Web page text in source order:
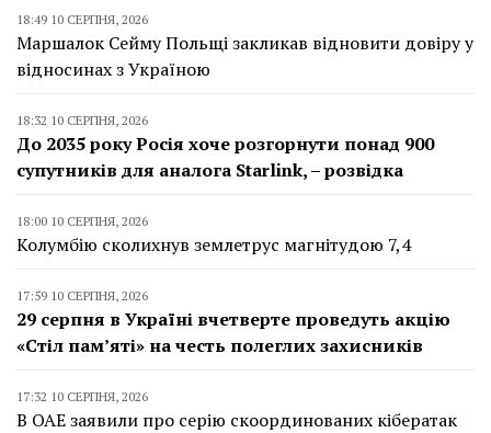
18:49 10 СЕРПНЯ, 2026
Маршалок Сейму Польщі закликав відновити довіру у
відносинах з Україною
18:32 10 СЕРПНЯ, 2026
До 2035 року Росія хоче розгорнути понад 900
супутників для аналога Starlink, – розвідка
18:00 10 СЕРПНЯ, 2026
Колумбію сколихнув землетрус магнітудою 7,4
17:59 10 СЕРПНЯ, 2026
29 серпня в Україні вчетверте проведуть акцію
«Стіл пам’яті» на честь полеглих захисників
17:32 10 СЕРПНЯ, 2026
В ОАЕ заявили про серію скоординованих кібератак